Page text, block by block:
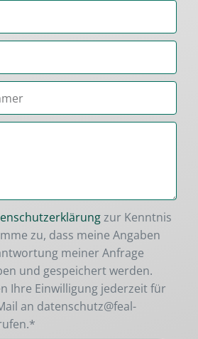
zur Kenntnis
zu, dass meine Angaben
meiner Anfrage
und gespeichert werden.
Ihre Einwilligung jederzeit für
an datenschutz@feal-